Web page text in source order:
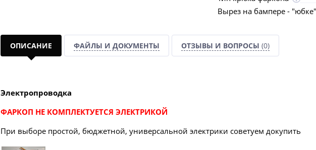
Вырез на бампере - "юбке"
ОПИСАНИЕ ФАЙЛЫ И ДОКУМЕНТЫ ОТЗЫВЫ И ВОПРОСЫ (0)
Электропроводка
ФАРКОП НЕ КОМПЛЕКТУЕТСЯ ЭЛЕКТРИКОЙ
При выборе простой, бюджетной, универсальной электрики советуем докупить